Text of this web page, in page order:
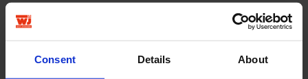
Consent Details About
delfs@wulf-johannsen.de